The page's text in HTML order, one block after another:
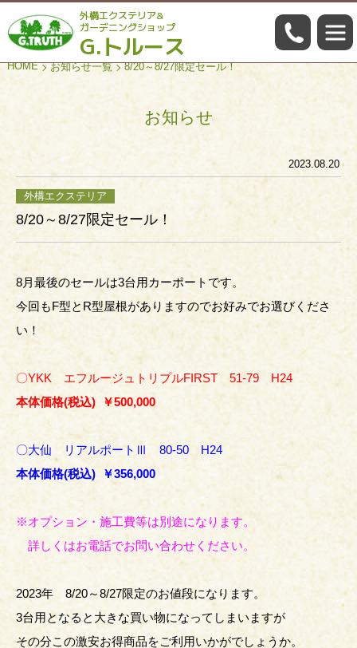
外構エクステリア&
ガーデニングショップ
G.トルース
059-
HOME お知らせ一覧 8/20～8/27限定セール！
お知らせ
外構エクステリア
8/20～8/27限定セール！
2023.08.20
8月最後のセールは3台用カーポートです。
今回もF型とR型屋根がありますのでお好みでお選びくださ
い！
〇YKK エフルージュトリプルFIRST 51-79 H24
本体価格(税込) ￥500,000
〇大仙 リアルポートⅢ 80-50 H24
本体価格(税込) ￥356,000
※オプション・施工費等は別途になります。
詳しくはお電話でお問い合わせください。
2023年 8/20～8/27限定のお値段になります。
3台用となると大きな買い物になってしまいますが
その分この激安お得商品をご利用いかがでしょうか。